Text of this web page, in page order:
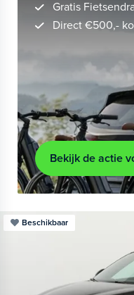
Gratis
Direct €500,-
Bekijk de actie
Beschikbaar